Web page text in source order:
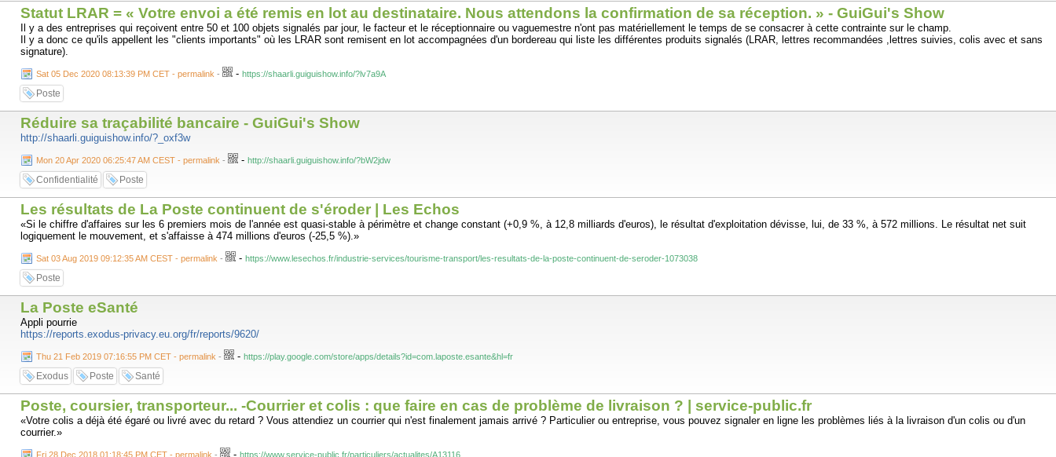
Statut LRAR = « Votre envoi a été remis en lot au destinataire. Nous attendons la confirmation de sa réception. » - GuiGui's Show
Il y a des entreprises qui reçoivent entre 50 et 100 objets signalés par jour, le facteur et le réceptionnaire ou vaguemestre n'ont pas matériellement le temps de se consacrer à cette contrainte sur le champ.
Il y a donc ce qu'ils appellent les "clients importants" où les LRAR sont remisent en lot accompagnées d'un bordereau qui liste les différentes produits signalés (LRAR, lettres recommandées ,lettres suivies, colis avec et sans
signature).
Sat 05 Dec 2020 08:13:39 PM CET - permalink - - https://shaarli.guiguishow.info/?lv7a9A
Poste
Réduire sa traçabilité bancaire - GuiGui's Show
http://shaarli.guiguishow.info/?_oxf3w
Mon 20 Apr 2020 06:25:47 AM CEST - permalink - - http://shaarli.guiguishow.info/?bW2jdw
Confidentialité Poste
Les résultats de La Poste continuent de s'éroder | Les Echos
«Si le chiffre d'affaires sur les 6 premiers mois de l'année est quasi-stable à périmètre et change constant (+0,9 %, à 12,8 milliards d'euros), le résultat d'exploitation dévisse, lui, de 33 %, à 572 millions. Le résultat net suit
logiquement le mouvement, et s'affaisse à 474 millions d'euros (-25,5 %).»
Sat 03 Aug 2019 09:12:35 AM CEST - permalink - - https://www.lesechos.fr/industrie-services/tourisme-transport/les-resultats-de-la-poste-continuent-de-seroder-1073038
Poste
La Poste eSanté
Appli pourrie
https://reports.exodus-privacy.eu.org/fr/reports/9620/
Thu 21 Feb 2019 07:16:55 PM CET - permalink - - https://play.google.com/store/apps/details?id=com.laposte.esante&hl=fr
Exodus Poste Santé
Poste, coursier, transporteur... -Courrier et colis : que faire en cas de problème de livraison ? | service-public.fr
«Votre colis a déjà été égaré ou livré avec du retard ? Vous attendiez un courrier qui n'est finalement jamais arrivé ? Particulier ou entreprise, vous pouvez signaler en ligne les problèmes liés à la livraison d'un colis ou d'un
courrier.»
Fri 28 Dec 2018 01:18:45 PM CET - permalink - - https://www.service-public.fr/particuliers/actualites/A13116